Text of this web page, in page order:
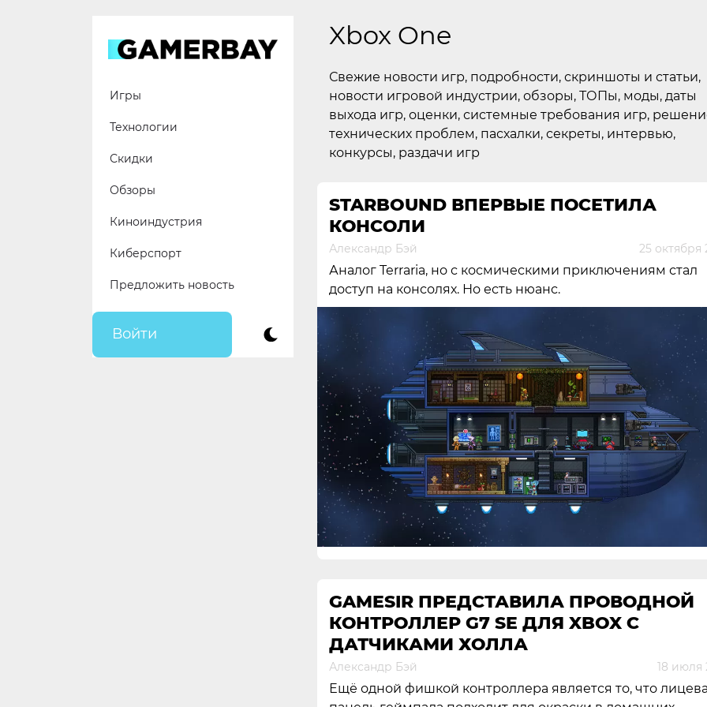
Игры
Технологии
Скидки
Обзоры
Киноиндустрия
Киберспорт
Предложить новость
Войти
Xbox One
Свежие новости игр, подробности, скриншоты и статьи,
новости игровой индустрии, обзоры, ТОПы, моды, даты
выхода игр, оценки, системные требования игр,
технических проблем, пасхалки, секреты, интервью,
конкурсы, раздачи игр
STARBOUND ВПЕРВЫЕ ПОСЕТИЛА
КОНСОЛИ
Александр Бэй 25 октября
Аналог Terraria, но с космическими приключениям стал
доступ на консолях. Но есть нюанс.
GAMESIR ПРЕДСТАВИЛА ПРОВОДНОЙ
КОНТРОЛЛЕР G7 SE ДЛЯ XBOX С
ДАТЧИКАМИ ХОЛЛА
Александр Бэй 18 июля
Ещё одной фишкой контроллера является то, что